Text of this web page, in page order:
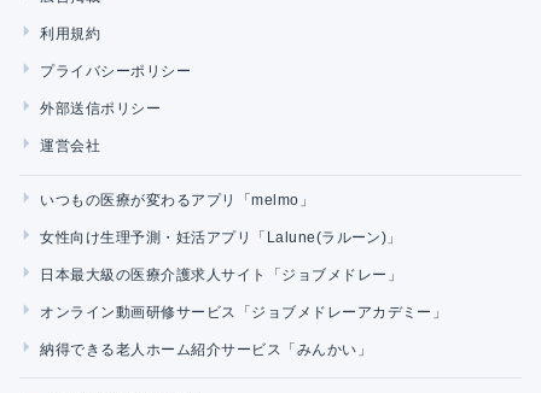
利用規約
プライバシーポリシー
外部送信ポリシー
運営会社
いつもの医療が変わるアプリ「melmo」
女性向け生理予測・妊活アプリ「Lalune(ラルーン)」
日本最大級の医療介護求人サイト「ジョブメドレー」
オンライン動画研修サービス「ジョブメドレーアカデミー」
納得できる老人ホーム紹介サービス「みんかい」